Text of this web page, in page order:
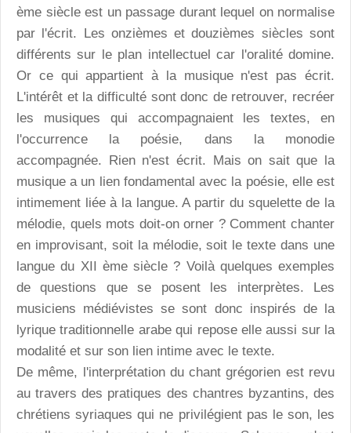
ème siècle est un passage durant lequel on normalise
par l'écrit. Les onzièmes et douzièmes siècles sont
différents sur le plan intellectuel car l'oralité domine.
Or ce qui appartient à la musique n'est pas écrit.
L'intérêt et la difficulté sont donc de retrouver, recréer
les musiques qui accompagnaient les textes, en
l'occurrence la poésie, dans la monodie
accompagnée. Rien n'est écrit. Mais on sait que la
musique a un lien fondamental avec la poésie, elle est
intimement liée à la langue. A partir du squelette de la
mélodie, quels mots doit-on orner ? Comment chanter
en improvisant, soit la mélodie, soit le texte dans une
langue du XII ème siècle ? Voilà quelques exemples
de questions que se posent les interprètes. Les
musiciens médiévistes se sont donc inspirés de la
lyrique traditionnelle arabe qui repose elle aussi sur la
modalité et sur son lien intime avec le texte.
De même, l'interprétation du chant grégorien est revu
au travers des pratiques des chantres byzantins, des
chrétiens syriaques qui ne privilégient pas le son, les